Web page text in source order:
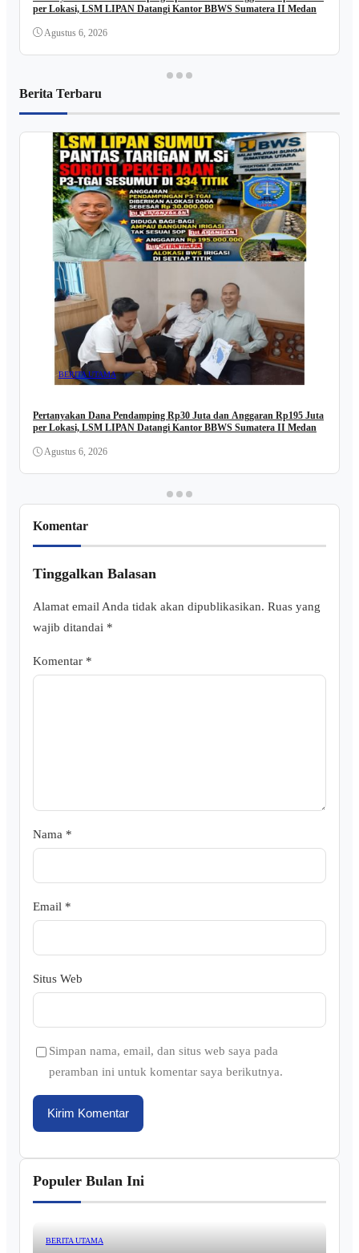
per Lokasi, LSM LIPAN Datangi Kantor BBWS Sumatera II Medan
Agustus 6, 2026
Berita Terbaru
BERITA UTAMA
Pertanyakan Dana Pendamping Rp30 Juta dan Anggaran Rp195 Juta
per Lokasi, LSM LIPAN Datangi Kantor BBWS Sumatera II Medan
Agustus 6, 2026
Komentar
Tinggalkan Balasan
Alamat email Anda tidak akan dipublikasikan. Ruas yang
wajib ditandai *
Komentar *
Nama *
Email *
Situs Web
Simpan nama, email, dan situs web saya pada
peramban ini untuk komentar saya berikutnya.
Populer Bulan Ini
BERITA UTAMA